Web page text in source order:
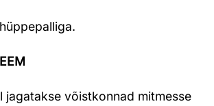
jagatakse võistkonnad mitmesse